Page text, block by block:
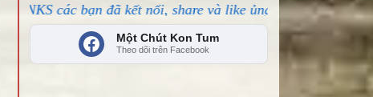
bạn đã kết nối, share và like ủng hộ!
Một Chút Kon Tum
Theo dõi trên Facebook